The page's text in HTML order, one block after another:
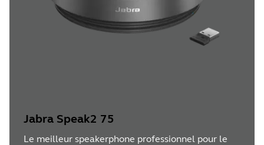
Jabra Speak2 75
Le meilleur speakerphone professionnel pour le